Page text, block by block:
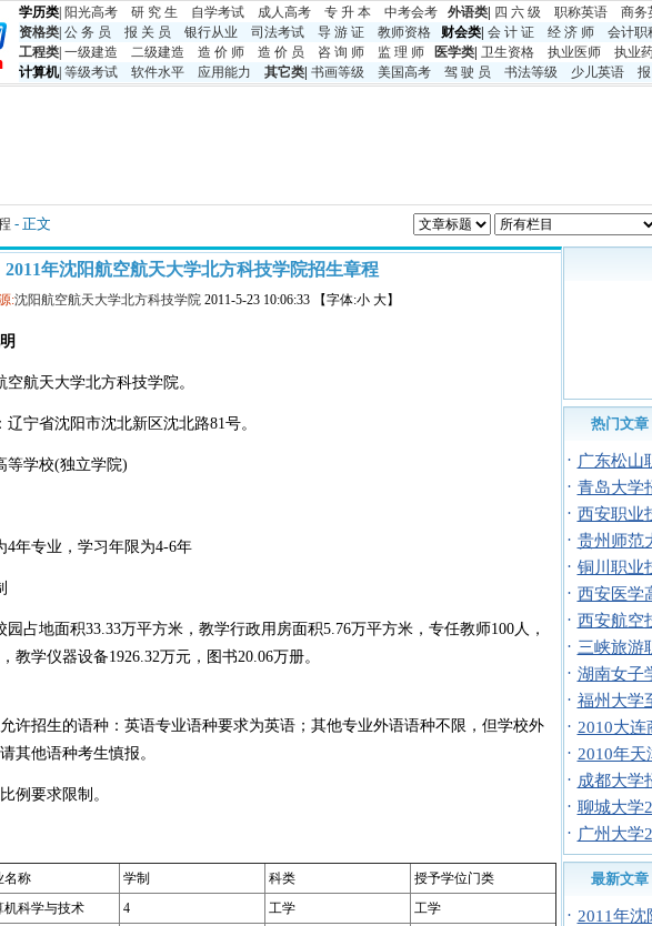
学历类 阳光高考 研 究 生 自学考试 成人高考 专 升 本 中考会考 外语类 四 六 级 职称英语 商务
资格类 公 务 员 报 关 员 银行从业 司法考试 导 游 证 教师资格 财会类| 会 计 证 经 济 师 会计职
工程类 一级建造 二级建造 造 价 师 造 价 员 咨 询 师 监 理 师 医学类 卫生资格 执业医师 执业
计算机| 等级考试 软件水平 应用能力 其它类 书画等级 美国高考 驾 驶 员 书法等级 少儿英语
- 正文
2011年沈阳航空航天大学北方科技学院招生章程
:沈阳航空航天大学北方科技学院 2011-5-23 10:06:33 【字体:小 大】
航天大学北方科技学院。
省沈阳市沈北新区沈北路81号。
学校(独立学院)
专业，学习年限为4-6年
地面积33.33万平方米，教学行政用房面积5.76万平方米，专任教师100人，
教学仪器设备1926.32万元，图书20.06万册。
招生的语种：英语专业语种要求为英语；其他专业外语语种不限，但学校外
其他语种考生慎报。
要求限制。
名称 学制 科类
授予学位门类
机科学与技术 4 工学
工学
热门文章
· 广东松山
· 青岛大学
· 西安职业
· 贵州师范
· 铜川职业
· 西安医学
· 西安航空
· 三峡旅游
· 湖南女子
· 福州大学
· 2010大
· 2010年
· 成都大学
· 聊城大学
· 广州大学
最新文章
· 2011年